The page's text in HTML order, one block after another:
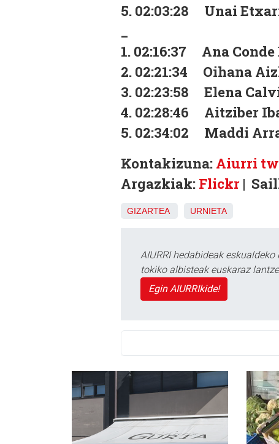
5. 02:03:28 Unai
1. 02:16:37 Ana Conde
2. 02:21:34 Oihana
3. 02:23:58 Elena
4. 02:28:46 Aitziber
5. 02:34:02 Maddi
Kontakizuna: Aiurri
Argazkiak: Flickr |
GIZARTEA URNIETA
AIURRI hedabideak
tokiko albisteak euskaraz
Egin AIURRIkide!